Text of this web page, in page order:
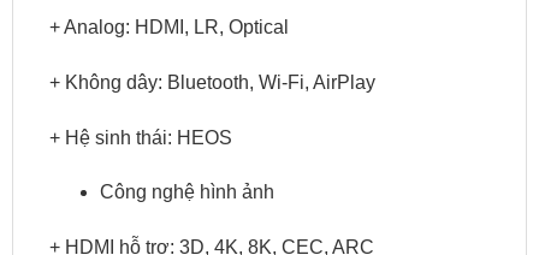
+ Analog: HDMI, LR, Optical
+ Không dây: Bluetooth, Wi-Fi, AirPlay
+ Hệ sinh thái: HEOS
Công nghệ hình ảnh
+ HDMI hỗ trợ: 3D, 4K, 8K, CEC, ARC